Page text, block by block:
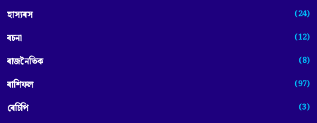
হাস্যৰস (24)
ৰচনা (12)
ৰাজনৈতিক (8)
ৰাশিফল (97)
ৰেচিপি (3)